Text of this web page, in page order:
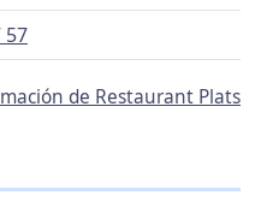
57
de Restaurant Plats